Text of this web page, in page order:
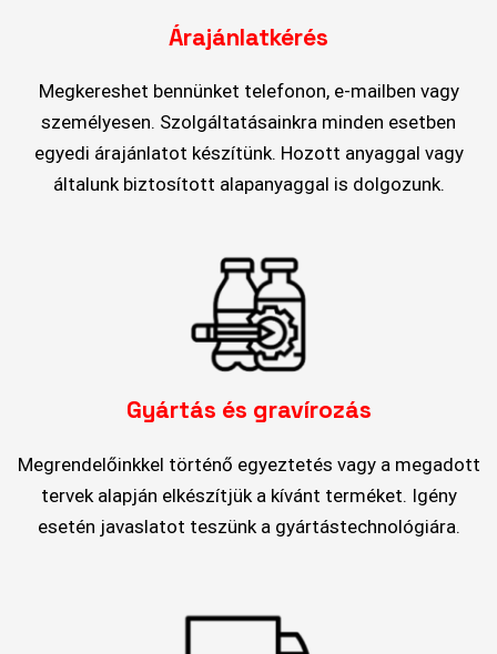
Árajánlatkérés
Megkereshet bennünket telefonon, e-mailben vagy
személyesen. Szolgáltatásainkra minden esetben
egyedi árajánlatot készítünk. Hozott anyaggal vagy
általunk biztosított alapanyaggal is dolgozunk.
Gyártás és gravírozás
Megrendelőinkkel történő egyeztetés vagy a megadott
tervek alapján elkészítjük a kívánt terméket. Igény
esetén javaslatot teszünk a gyártástechnológiára.